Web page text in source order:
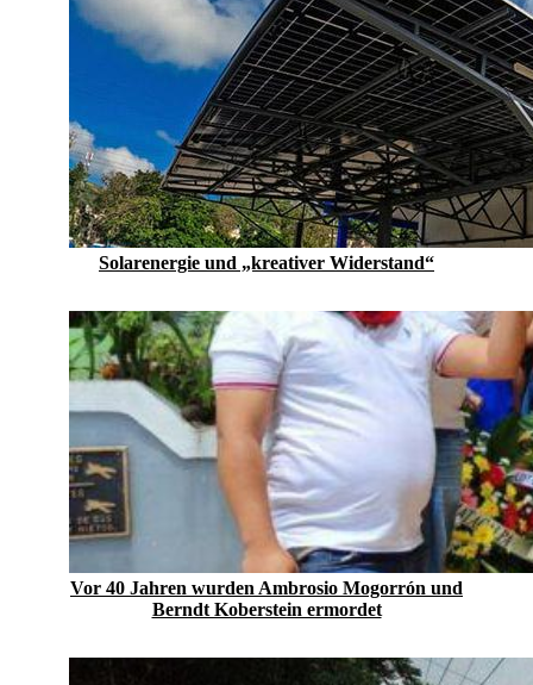
Solarenergie und „kreativer Widerstand“
Vor 40 Jahren wurden Ambrosio Mogorrón und
Berndt Koberstein ermordet